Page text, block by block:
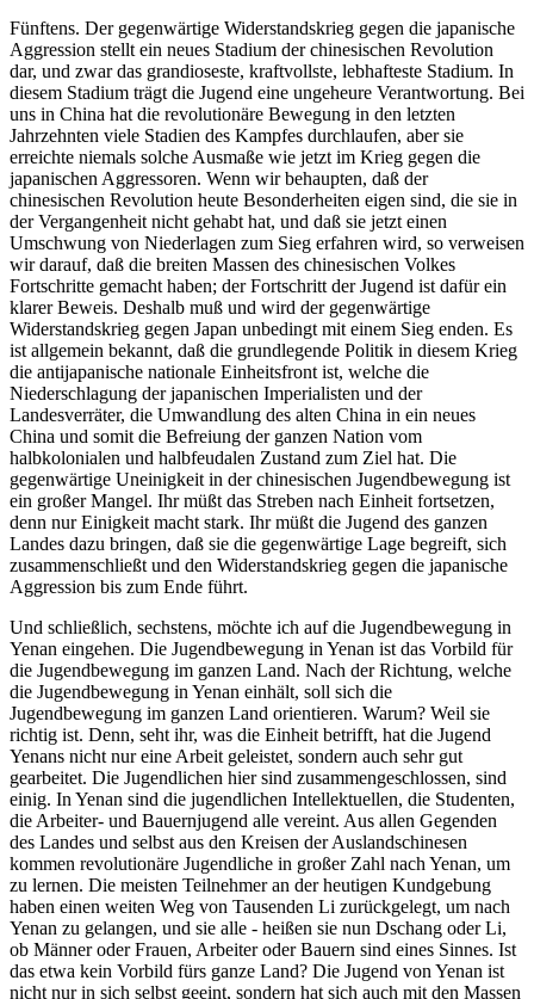
Fünftens. Der gegenwärtige Widerstandskrieg gegen die japanische
Aggression stellt ein neues Stadium der chinesischen Revolution
dar, und zwar das grandioseste, kraftvollste, lebhafteste Stadium. In
diesem Stadium trägt die Jugend eine ungeheure Verantwortung. Bei
uns in China hat die revolutionäre Bewegung in den letzten
Jahrzehnten viele Stadien des Kampfes durchlaufen, aber sie
erreichte niemals solche Ausmaße wie jetzt im Krieg gegen die
japanischen Aggressoren. Wenn wir behaupten, daß der
chinesischen Revolution heute Besonderheiten eigen sind, die sie in
der Vergangenheit nicht gehabt hat, und daß sie jetzt einen
Umschwung von Niederlagen zum Sieg erfahren wird, so verweisen
wir darauf, daß die breiten Massen des chinesischen Volkes
Fortschritte gemacht haben; der Fortschritt der Jugend ist dafür ein
klarer Beweis. Deshalb muß und wird der gegenwärtige
Widerstandskrieg gegen Japan unbedingt mit einem Sieg enden. Es
ist allgemein bekannt, daß die grundlegende Politik in diesem Krieg
die antijapanische nationale Einheitsfront ist, welche die
Niederschlagung der japanischen Imperialisten und der
Landesverräter, die Umwandlung des alten China in ein neues
China und somit die Befreiung der ganzen Nation vom
halbkolonialen und halbfeudalen Zustand zum Ziel hat. Die
gegenwärtige Uneinigkeit in der chinesischen Jugendbewegung ist
ein großer Mangel. Ihr müßt das Streben nach Einheit fortsetzen,
denn nur Einigkeit macht stark. Ihr müßt die Jugend des ganzen
Landes dazu bringen, daß sie die gegenwärtige Lage begreift, sich
zusammenschließt und den Widerstandskrieg gegen die japanische
Aggression bis zum Ende führt.
Und schließlich, sechstens, möchte ich auf die Jugendbewegung in
Yenan eingehen. Die Jugendbewegung in Yenan ist das Vorbild für
die Jugendbewegung im ganzen Land. Nach der Richtung, welche
die Jugendbewegung in Yenan einhält, soll sich die
Jugendbewegung im ganzen Land orientieren. Warum? Weil sie
richtig ist. Denn, seht ihr, was die Einheit betrifft, hat die Jugend
Yenans nicht nur eine Arbeit geleistet, sondern auch sehr gut
gearbeitet. Die Jugendlichen hier sind zusammengeschlossen, sind
einig. In Yenan sind die jugendlichen Intellektuellen, die Studenten,
die Arbeiter- und Bauernjugend alle vereint. Aus allen Gegenden
des Landes und selbst aus den Kreisen der Auslandschinesen
kommen revolutionäre Jugendliche in großer Zahl nach Yenan, um
zu lernen. Die meisten Teilnehmer an der heutigen Kundgebung
haben einen weiten Weg von Tausenden Li zurückgelegt, um nach
Yenan zu gelangen, und sie alle - heißen sie nun Dschang oder Li,
ob Männer oder Frauen, Arbeiter oder Bauern sind eines Sinnes. Ist
das etwa kein Vorbild fürs ganze Land? Die Jugend von Yenan ist
nicht nur in sich selbst geeint, sondern hat sich auch mit den Massen